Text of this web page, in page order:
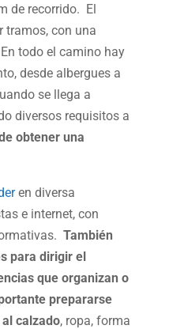
de recorrido. El
tramos, con una
todo el camino hay
desde albergues a
se llega a
diversos requisitos a
obtener una
en diversa
e internet, con
También
para dirigir el
que organizan o
prepararse
calzado, ropa, forma